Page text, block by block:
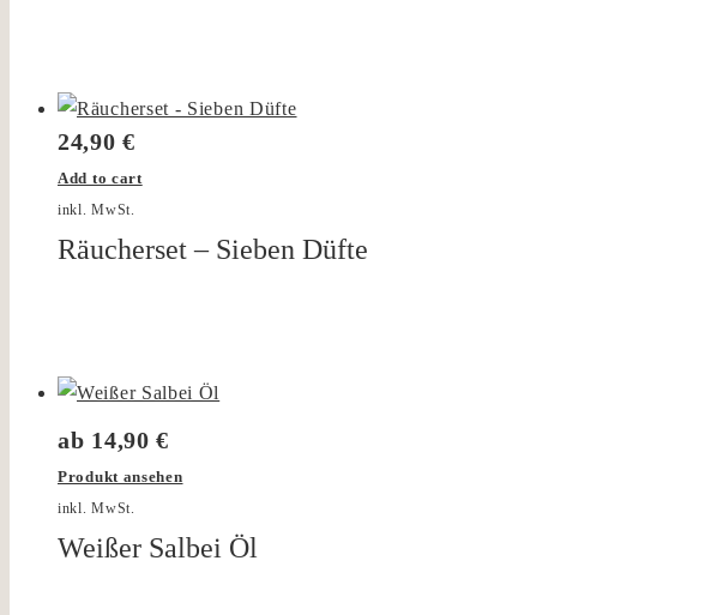
24,90€
Add to cart
inkl. MwSt.
Räucherset – Sieben Düfte
ab 14,90€
Produkt ansehen
inkl. MwSt.
Weißer Salbei Öl